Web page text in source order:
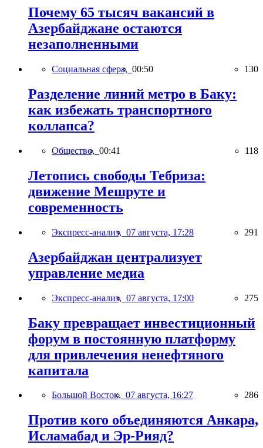
Почему 65 тысяч вакансий в
Азербайджане остаются
незаполненными
Социальная сфера, 00:50 130
Разделение линий метро в Баку:
как избежать транспортного
коллапса?
Общество, 00:41 118
Летопись свободы Тебриза:
движение Мешруте и
современность
Экспресс-анализ, 07 августа, 17:28 291
Азербайджан централизует
управление медиа
Экспресс-анализ, 07 августа, 17:00 275
Баку превращает инвестиционный
форум в постоянную платформу
для привлечения ненефтяного
капитала
Большой Восток, 07 августа, 16:27 286
Против кого объединяются Анкара,
Исламабад и Эр-Рияд?